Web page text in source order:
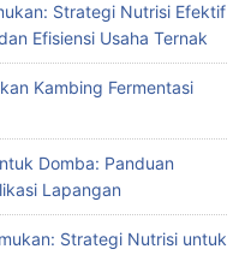
Strategi Nutrisi Efektif
Efisiensi Usaha Ternak
Kambing Fermentasi
Domba: Panduan
Lapangan
Strategi Nutrisi untuk